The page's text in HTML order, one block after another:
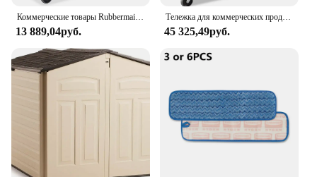
Коммерческие товары Rubbermaid Executive Series Тележка для уборки Джевитора и домашнего хозяйства, черная, 38,4 дюйма В x 21,8 дюйма Ш x 46 дюйма Д
13 889,04руб.
Тележка для коммерческих продуктов Rubbermaid Xtra с колесами, емкостью 300 фунтов, 20 Вт x 40-5/8d x 37-4/5h, черный
45 325,49руб.